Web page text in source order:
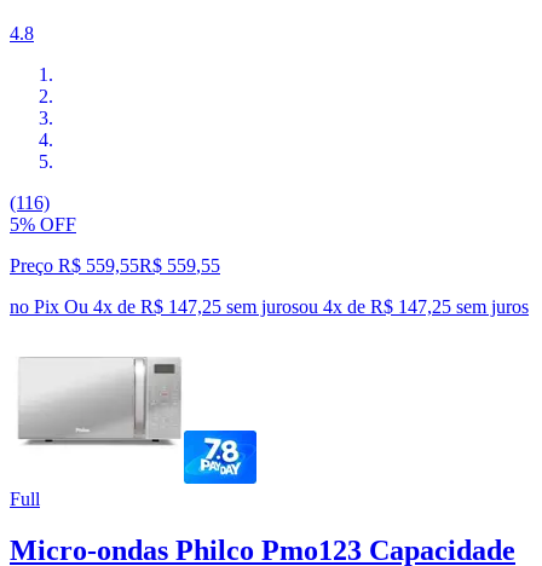
4.8
(116)
5% OFF
Preço R$ 559,55R$ 559,55
no Pix Ou 4x de R$ 147,25 sem jurosou 4x de R$ 147,25 sem juros
Full
Micro-ondas Philco Pmo123 Capacidade